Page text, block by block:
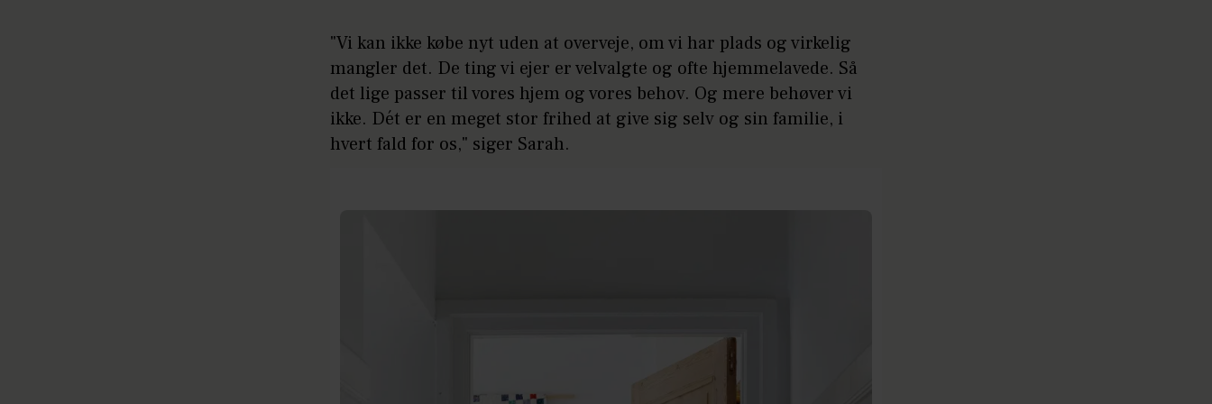
"Vi kan ikke købe nyt uden at overveje, om vi har plads og virkelig
mangler det. De ting vi ejer er velvalgte og ofte hjemmelavede. Så
det lige passer til vores hjem og vores behov. Og mere behøver vi
ikke. Dét er en meget stor frihed at give sig selv og sin familie, i
hvert fald for os," siger Sarah.